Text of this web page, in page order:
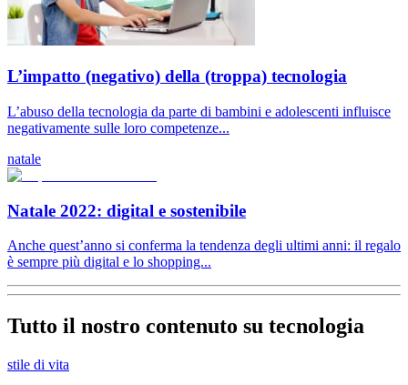
L’impatto (negativo) della (troppa) tecnologia
L’abuso della tecnologia da parte di bambini e adolescenti influisce
negativamente sulle loro competenze...
natale
Natale 2022: digital e sostenibile
Anche quest’anno si conferma la tendenza degli ultimi anni: il regalo
è sempre più digital e lo shopping...
Tutto il nostro contenuto su tecnologia
stile di vita